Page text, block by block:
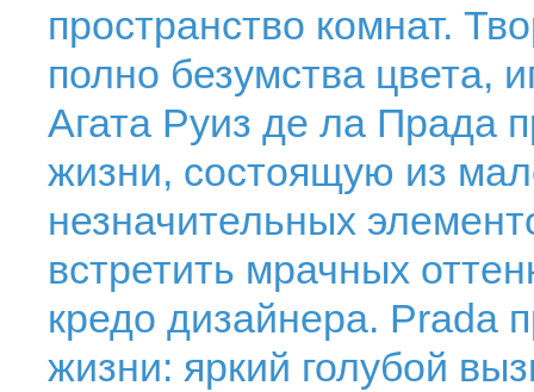
пространство комнат.
полно безумства цвета,
Агата Руиз де ла Прада
жизни, состоящую из
незначительных
встретить мрачных
кредо дизайнера. Prada
жизни: яркий голубой